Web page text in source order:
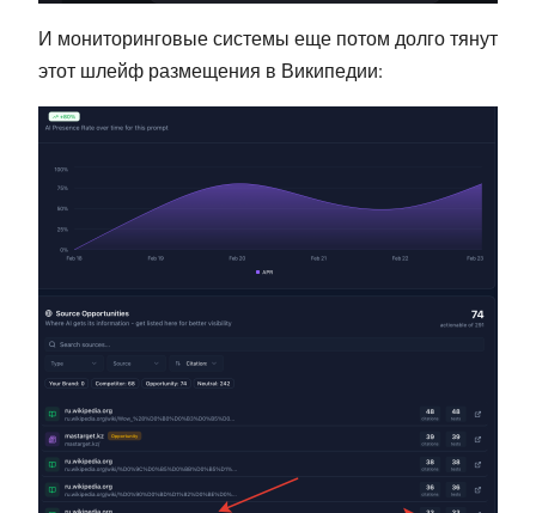
И мониторинговые системы еще потом долго тянут
этот шлейф размещения в Википедии: